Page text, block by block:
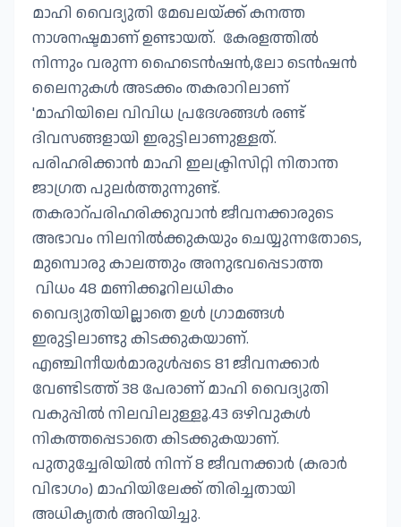
മാഹി വൈദ്യുതി മേഖലയ്ക്ക് കനത്ത
നാശനഷ്ടമാണ് ഉണ്ടായത്. കേരളത്തിൽ
നിന്നും വരുന്ന ഹൈടെൻഷൻ,ലോ ടെൻഷൻ
ലൈനുകൾ അടക്കം തകരാറിലാണ്
'മാഹിയിലെ വിവിധ പ്രദേശങ്ങൾ രണ്ട്
ദിവസങ്ങളായി ഇരുട്ടിലാണുള്ളത്.
പരിഹരിക്കാൻ മാഹി ഇലക്ട്രിസിറ്റി നിതാന്ത
ജാഗ്രത പുലർത്തുന്നുണ്ട്.
തകരാറ്പരിഹരിക്കുവാൻ ജീവനക്കാരുടെ
അഭാവം നിലനിൽക്കുകയും ചെയ്യുന്നതോടെ,
മുമ്പൊരു കാലത്തും അനുഭവപ്പെടാത്ത
വിധം 48 മണിക്കൂറിലധികം
വൈദ്യുതിയില്ലാതെ ഉൾ ഗ്രാമങ്ങൾ
ഇരുട്ടിലാണ്ടു കിടക്കുകയാണ്.
എഞ്ചിനീയർമാരുൾപ്പടെ 81 ജീവനക്കാർ
വേണ്ടിടത്ത് 38 പേരാണ് മാഹി വൈദ്യുതി
വകുപ്പിൽ നിലവിലുള്ളൂ.43 ഒഴിവുകൾ
നികത്തപ്പെടാതെ കിടക്കുകയാണ്.
പുതുച്ചേരിയിൽ നിന്ന് 8 ജീവനക്കാർ (കരാർ
വിഭാഗം) മാഹിയിലേക്ക് തിരിച്ചതായി
അധികൃതർ അറിയിച്ചു.